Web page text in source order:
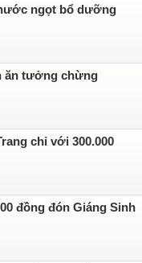
ngọt bổ dưỡng
ăn tưởng chừng
chỉ với 300.000
đồng đón Giáng Sinh